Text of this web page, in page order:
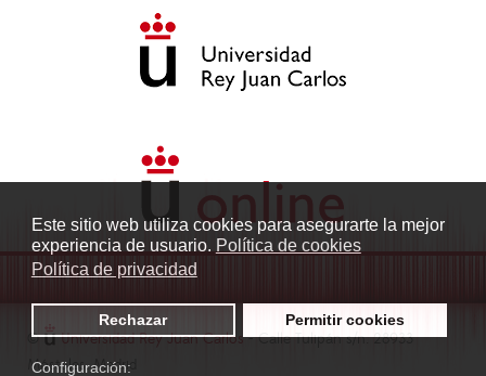
Este sitio web utiliza cookies para asegurarte la mejor
experiencia de usuario. Política de cookies
Política de privacidad
Rechazar Permitir cookies
Configuración:
© Universidad Rey Juan Carlos- Calle Tulipán s/n. 28933
Móstoles. Madrid